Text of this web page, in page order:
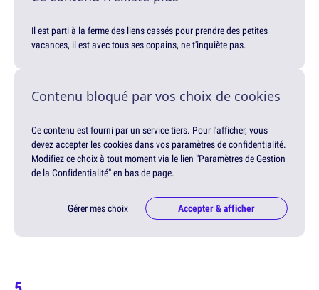
Il est parti à la ferme des liens cassés pour prendre des petites
vacances, il est avec tous ses copains, ne t'inquiète pas.
Contenu bloqué par vos choix de cookies
Ce contenu est fourni par un service tiers. Pour l'afficher, vous
devez accepter les cookies dans vos paramètres de confidentialité.
Modifiez ce choix à tout moment via le lien "Paramètres de Gestion
de la Confidentialité" en bas de page.
Gérer mes choix Accepter & afficher